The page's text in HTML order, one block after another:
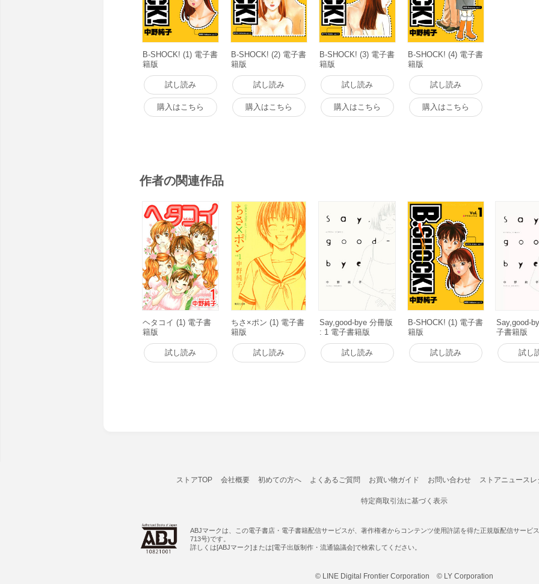
B-SHOCK! (1) 電子書
籍版
試し読み
購入はこちら
B-SHOCK! (2) 電子書
籍版
試し読み
購入はこちら
B-SHOCK! (3) 電子書
籍版
試し読み
購入はこちら
B-SHOCK! (4) 電子書
籍版
試し読み
購入はこちら
作者の関連作品
ヘタコイ (1) 電子書
籍版
試し読み
ちさ×ポン (1) 電子書
籍版
試し読み
Say,good-bye 分冊版
: 1 電子書籍版
試し読み
B-SHOCK! (1) 電子書
籍版
試し読み
Say,good-
子書籍版
試し
ストアTOP 会社概要 初めての方へ よくあるご質問 お買い物ガイド お問い合わせ ストアニュースレ
特定商取引法に基づく表示
ABJマークは、この電子書店・電子書籍配信サービスが、著作権者からコンテンツ使用許諾を得た正規版配信サービ
713号)です。
詳しくは[ABJマーク]または[電子出版制作・流通協議会]で検索してください。
© LINE Digital Frontier Corporation © LY Corporation